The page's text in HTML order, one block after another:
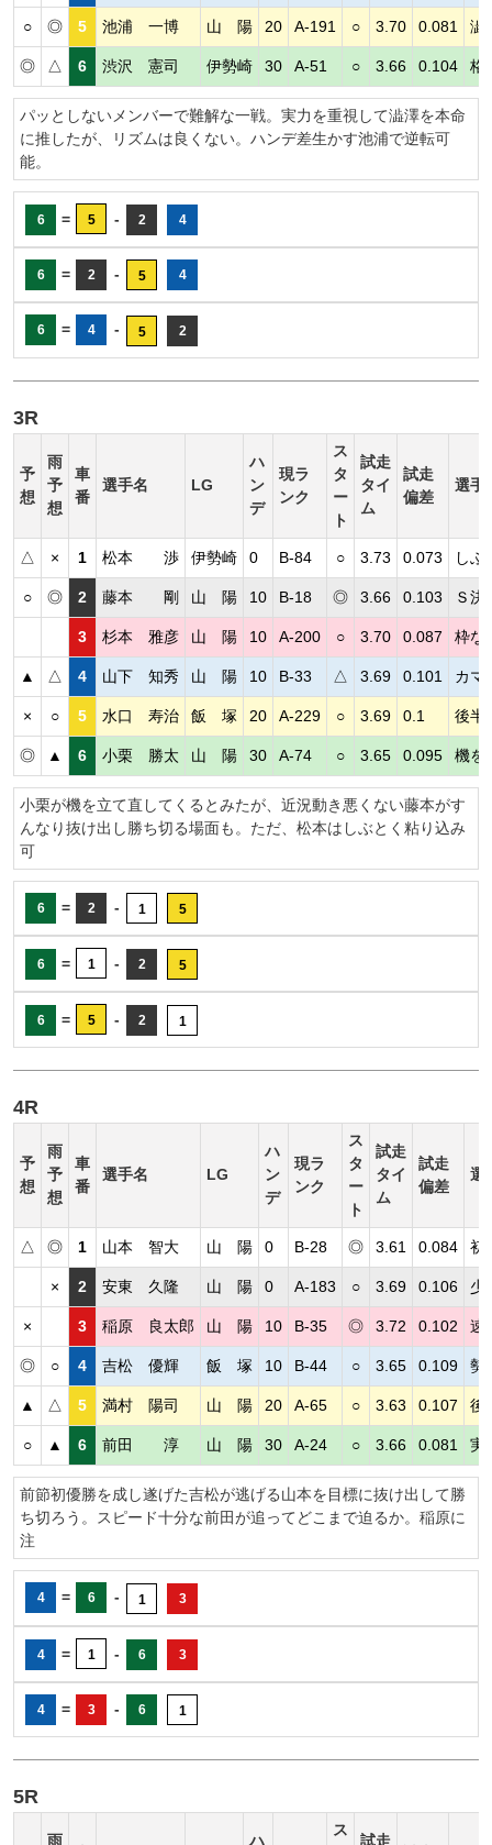
○ ◎ 5 池浦 一博 山 陽 20 A-191 ○ 3.70 0.081 澁
◎ △ 6 渋沢 憲司 伊勢崎 30 A-51 ○ 3.66 0.104 格
パッとしないメンバーで難解な一戦。実力を重視して澁澤を本命
に推したが、リズムは良くない。ハンデ差生かす池浦で逆転可
能。
6 = 5 - 2 4
6 = 2 - 5 4
6 = 4 - 5 2
3R
予
想
雨
予
想
車
番
選手名 LG
ハ
ン
デ
現ラ
ンク
ス
タ
ー
ト
試走
タイ
ム
試走
偏差
選手
△ × 1 松本 渉 伊勢崎 0 B-84 ○ 3.73 0.073 しぶ
○ ◎ 2 藤本 剛 山 陽 10 B-18 ◎ 3.66 0.103 Ｓ決
3 杉本 雅彦 山 陽 10 A-200 ○ 3.70 0.087 枠な
▲ △ 4 山下 知秀 山 陽 10 B-33 △ 3.69 0.101 カマ
× ○ 5 水口 寿治 飯 塚 20 A-229 ○ 3.69 0.1 後半
◎ ▲ 6 小栗 勝太 山 陽 30 A-74 ○ 3.65 0.095 機を
小栗が機を立て直してくるとみたが、近況動き悪くない藤本がす
んなり抜け出し勝ち切る場面も。ただ、松本はしぶとく粘り込み
可
6 = 2 - 1 5
6 = 1 - 2 5
6 = 5 - 2 1
4R
予
想
雨
予
想
車
番
選手名 LG
ハ
ン
デ
現ラ
ンク
ス
タ
ー
ト
試走
タイ
ム
試走
偏差
選
△ ◎ 1 山本 智大 山 陽 0 B-28 ◎ 3.61 0.084 初
× 2 安東 久隆 山 陽 0 A-183 ○ 3.69 0.106 少
× 3 稲原 良太郎 山 陽 10 B-35 ◎ 3.72 0.102 速
◎ ○ 4 吉松 優輝 飯 塚 10 B-44 ○ 3.65 0.109 勢
▲ △ 5 満村 陽司 山 陽 20 A-65 ○ 3.63 0.107 後
○ ▲ 6 前田 淳 山 陽 30 A-24 ○ 3.66 0.081 実
前節初優勝を成し遂げた吉松が逃げる山本を目標に抜け出して勝
ち切ろう。スピード十分な前田が追ってどこまで迫るか。稲原に
注
4 = 6 - 1 3
4 = 1 - 6 3
4 = 3 - 6 1
5R
雨 ハ
ス
試走